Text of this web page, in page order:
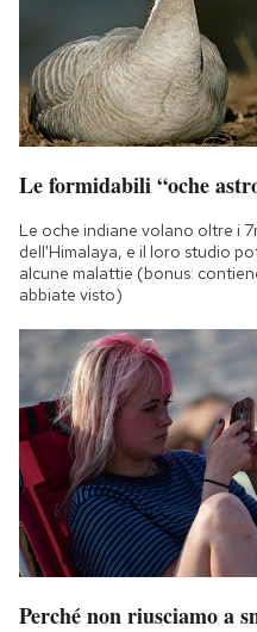
Le formidabili “oche
Le oche indiane volano oltre i
dell'Himalaya, e il loro studio
alcune malattie (bonus:
abbiate visto)
Perché non riusciamo a